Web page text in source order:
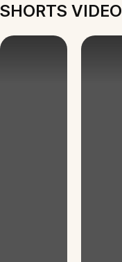
SHORTS VIDEO